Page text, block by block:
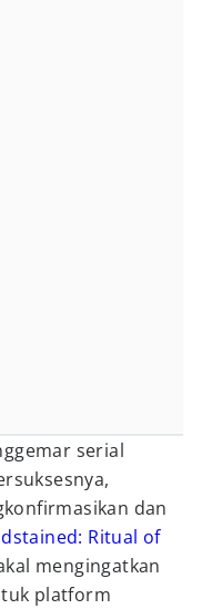
serial
dan
Ritual of
mengingatkan
platform